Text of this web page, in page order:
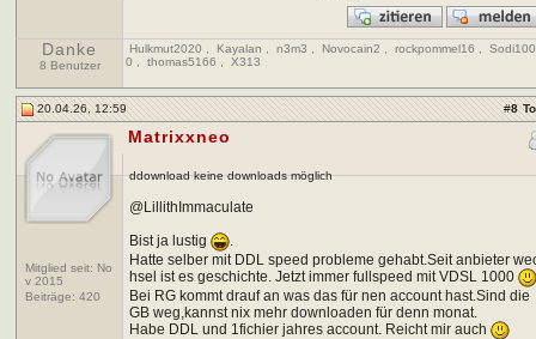
Danke
8 Benutzer
Hulkmut2020 Kayalan n3m3 Novocain2 rockpommel16
Sodi100
0
thomas5166 X313
20.04.26, 12:59 #8
Mitglied seit: No
v 2015
Beiträge: 420
Matrixxneo
ddownload keine downloads möglich
@LillithImmaculate
Bist ja lustig
Hatte selber mit DDL speed probleme gehabt.Seit anbieter
hsel ist es geschichte. Jetzt immer fullspeed mit VDSL 1000
Bei RG kommt drauf an was das für nen account hast.Sind die
GB weg,kannst nix mehr downloaden für denn monat.
Habe DDL und 1fichier jahres account. Reicht mir auch